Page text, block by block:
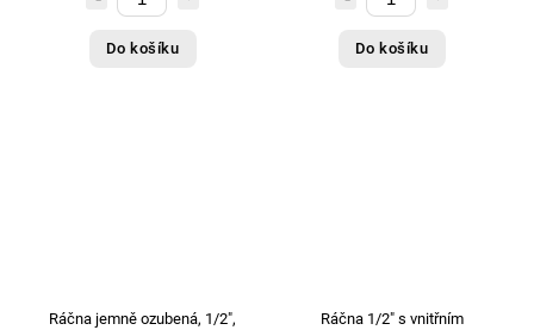
Do košíku Do košíku
Ráčna jemně ozubená, 1/2",
Ráčna 1/2" s vnitřním